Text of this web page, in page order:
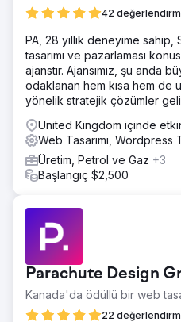
42
PA, 28 yıllık deneyime sahip,
tasarımı ve pazarlaması
ajanstır. Ajansımız, şu anda
odaklanan hem kısa hem de
yönelik stratejik çözümler
United Kingdom içinde
Web Tasarımı, Wordpress
Üretim, Petrol ve Gaz +3
Başlangıç $2,500
Parachute Design
Kanada'da ödüllü bir web
22